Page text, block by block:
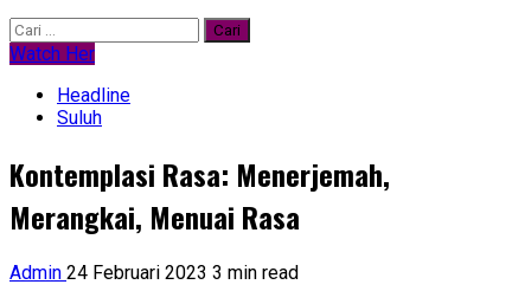
Watch Her
Headline
Suluh
Kontemplasi Rasa: Menerjemah,
Merangkai, Menuai Rasa
Admin 24 Februari 2023 3 min read